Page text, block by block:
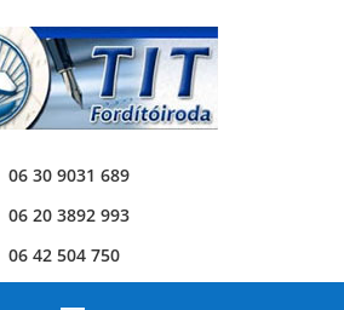
06 30 9031 689
06 20 3892 993
06 42 504 750